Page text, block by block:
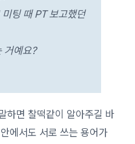
팅 때 PT 보고했던
거예요?
하면 찰떡같이 알아주길 바
에서도 서로 쓰는 용어가